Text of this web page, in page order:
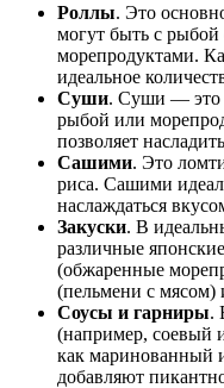
Роллы. Это
могут быть с
морепродуктами.
идеальное
Суши. Суши — это
рыбой или
позволяет
Сашими. Это
риса. Сашими
наслаждаться
Закуски. В
различные
(обжаренные
(пельмени с мясом)
Соусы и гарниры.
(например, соевый
как маринованный
добавляют